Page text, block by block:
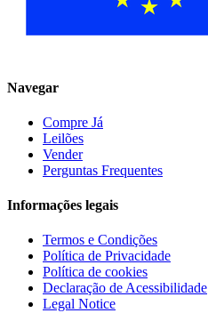
Navegar
Compre Já
Leilões
Vender
Perguntas Frequentes
Informações legais
Termos e Condições
Política de Privacidade
Política de cookies
Declaração de Acessibilidade
Legal Notice